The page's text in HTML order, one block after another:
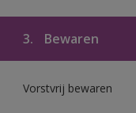
3. Bewaren
Vorstvrij bewaren